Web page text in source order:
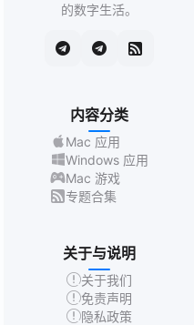
的数字生活。
内容分类
Mac 应用
Windows 应用
Mac 游戏
专题合集
关于与说明
关于我们
免责声明
隐私政策